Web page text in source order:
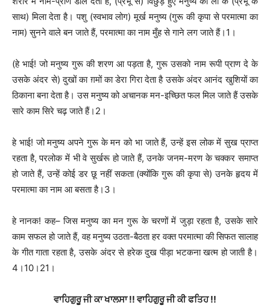
साथ) मिला देता है। पशु (स्वभाव लोग) मूर्ख मनुष्य (गुरू की कृपा से परमात्मा का
नाम) सुनने वाले बन जाते हैं, परमात्मा का नाम मुँह से गाने लग जाते हैं।1।
(हे भाई! जो मनुष्य गुरू की शरण आ पड़ता है, गुरू उसको नाम रूपी प्राण दे के
उसके अंदर से) दुखों का ग़मों का डेरा गिरा देता है उसके अंदर आनंद खुशियों का
ठिकाना बना देता है। उस मनुष्य को अचानक मन-इच्छित फल मिल जाते हैं उसके
सारे काम सिरे चढ़ जाते हैं।2।
हे भाई! जो मनुष्य अपने गुरू के मन को भा जाते हैं, उन्हें इस लोक में सुख प्राप्त
रहता है, परलोक में भी वे सुर्खरू हो जाते हैं, उनके जनम-मरण के चक्कर समाप्त
हो जाते हैं, उन्हें कोई डर छू नहीं सकता (क्योंकि गुरू की कृपा से) उनके हृदय में
परमात्मा का नाम आ बसता है।3।
हे नानक! कह– जिस मनुष्य का मन गुरू के चरणों में जुड़ा रहता है, उसके सारे
काम सफल हो जाते हैं, वह मनुष्य उठता-बैठता हर वक्त परमात्मा की सिफत सालाह
के गीत गाता रहता है, उसके अंदर से हरेक दुख पीड़ा भटकना खत्म हो जाती है।
4।10।21।
ਵਾਹਿਗੁਰੂ ਜੀ ਕਾ ਖਾਲਸਾ !! ਵਾਹਿਗੁਰੂ ਜੀ ਕੀ ਫਤਿਹ !!